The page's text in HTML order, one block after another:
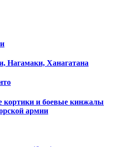
Нагамаки, Ханагатана
кортики и боевые кинжалы
армии